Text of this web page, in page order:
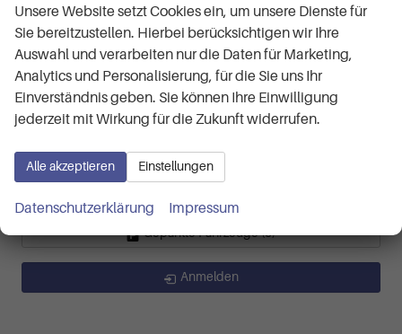
Life 1.0 TSI 7-Gang-DSG
R-Line 1.0 TSI 7-Gang-DSG
R-Line Limited 1.5 TSI 7-Gang-DSG
Tayron(2)
Life 1.5 eTSI 7-Gang-DSG
Tiguan(9)
R-Line 2.0 TSI 4MOTION 7-Gang-DSG
R-Line 2.0 TSI 7-Gang-DSG 4x4
Geparkte Fahrzeuge (0)
Anmelden
Unsere Website setzt Cookies ein, um unsere Dienste für
Sie bereitzustellen. Hierbei berücksichtigen wir Ihre
Auswahl und verarbeiten nur die Daten für Marketing,
Analytics und Personalisierung, für die Sie uns Ihr
Einverständnis geben. Sie können Ihre Einwilligung
jederzeit mit Wirkung für die Zukunft widerrufen.
Alle akzeptieren Einstellungen
Datenschutzerklärung Impressum